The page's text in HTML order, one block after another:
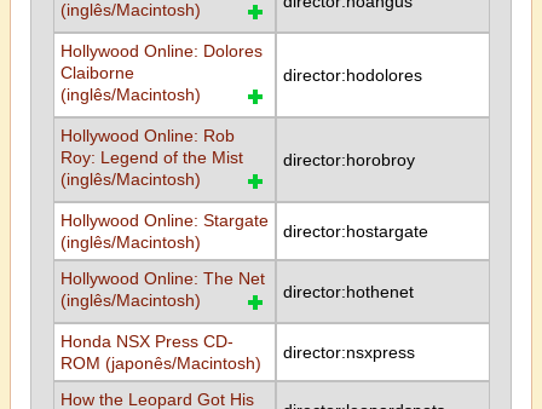
(inglês/Macintosh)
Hollywood Online: Dolores
Claiborne
(inglês/Macintosh)
director:hodolores
Hollywood Online: Rob
Roy: Legend of the Mist
(inglês/Macintosh)
director:horobroy
Hollywood Online: Stargate
(inglês/Macintosh)
director:hostargate
Hollywood Online: The Net
(inglês/Macintosh)
director:hothenet
Honda NSX Press CD-
ROM (japonês/Macintosh)
director:nsxpress
How the Leopard Got His